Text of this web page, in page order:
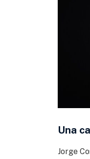
Una
Jorge